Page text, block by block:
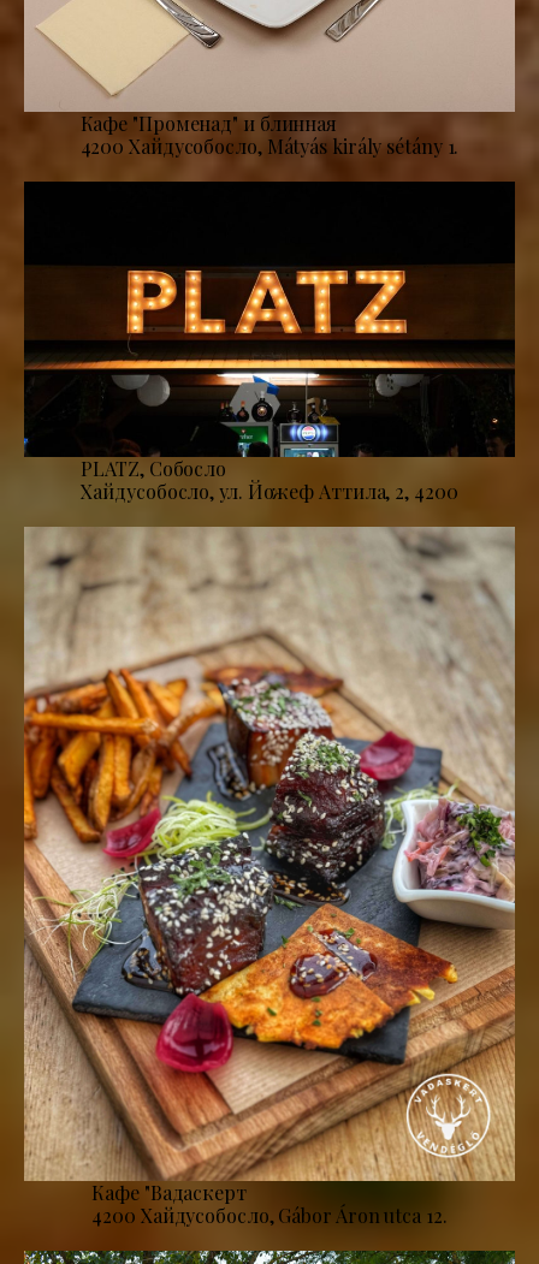
Кафе "Променад" и блинная
4200 Хайдусобосло, Mátyás király sétány 1.
PLATZ, Собосло
Хайдусобосло, ул. Йожеф Аттила, 2, 4200
Кафе "Вадаскерт
4200 Хайдусобосло, Gábor Áron utca 12.